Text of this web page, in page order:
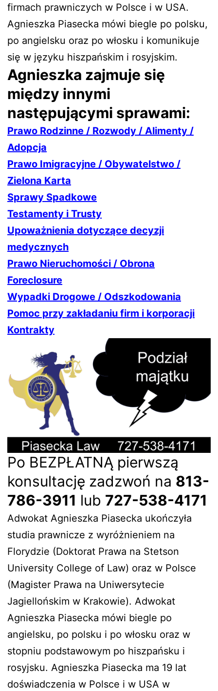
firmach prawniczych w Polsce i w USA.
Agnieszka Piasecka mówi biegle po polsku,
po angielsku oraz po włosku i komunikuje
się w języku hiszpańskim i rosyjskim.
Agnieszka zajmuje się
między innymi
następującymi sprawami:
Prawo Rodzinne / Rozwody / Alimenty /
Adopcja
Prawo Imigracyjne / Obywatelstwo /
Zielona Karta
Sprawy Spadkowe
Testamenty i Trusty
Upoważnienia dotyczące decyzji
medycznych
Prawo Nieruchomości / Obrona
Foreclosure
Wypadki Drogowe / Odszkodowania
Pomoc przy zakładaniu firm i korporacji
Kontrakty
Po BEZPŁATNĄ pierwszą
konsultację zadzwoń na 813-
786-3911 lub 727-538-4171
Adwokat Agnieszka Piasecka ukończyła
studia prawnicze z wyróżnieniem na
Florydzie (Doktorat Prawa na Stetson
University College of Law) oraz w Polsce
(Magister Prawa na Uniwersytecie
Jagiellońskim w Krakowie). Adwokat
Agnieszka Piasecka mówi biegle po
angielsku, po polsku i po włosku oraz w
stopniu podstawowym po hiszpańsku i
rosyjsku. Agnieszka Piasecka ma 19 lat
doświadczenia w Polsce i w USA w